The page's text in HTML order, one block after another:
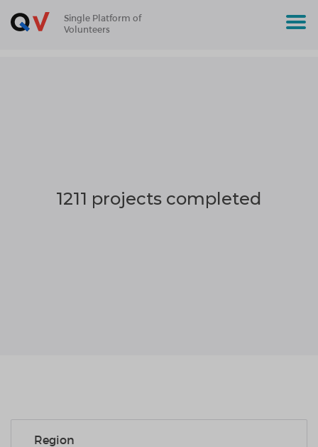
Single Platform of
Volunteers
1211 projects completed
Region